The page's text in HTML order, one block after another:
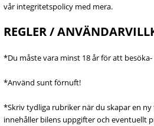
vår integritetspolicy med mera.
REGLER /
*Du måste vara minst 18 år för att
*Använd sunt förnuft!
*Skriv tydliga rubriker när du skapar en
innehåller bilens uppgifter och eventuellt